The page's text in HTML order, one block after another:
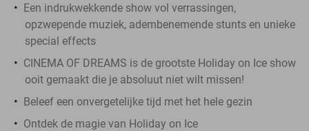
Een indrukwekkende show vol verrassingen,
opzwepende muziek, adembenemende stunts en unieke
special effects
CINEMA OF DREAMS is de grootste Holiday on Ice show
ooit gemaakt die je absoluut niet wilt missen!
Beleef een onvergetelijke tijd met het hele gezin
Ontdek de magie van Holiday on Ice